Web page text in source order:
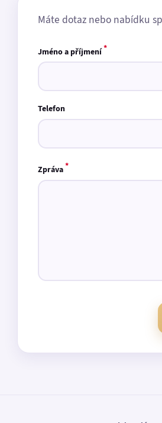
Máte dotaz nebo nabídku
Jméno a příjmení*
Telefon
Zpráva*